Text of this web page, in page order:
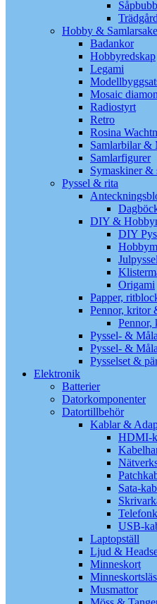
Hobby &
Badankor
Hobbyredskap
Legami
Mosaic
Radiostyrt
Retro
Rosina
Samlarbilar &
Samlarfigurer
Symaskiner &
Pyssel & rita
DIY &
DIY
Julpyssel
Origami
Papper,
Pennor, kritor
Pennor,
Pyssel- &
Pyssel- &
Pysselset &
Elektronik
Batterier
Datorkomponenter
Datortillbehör
Kablar &
HDMI-
Sata-
USB-
Laptopställ
Ljud &
Minneskort
Musmattor